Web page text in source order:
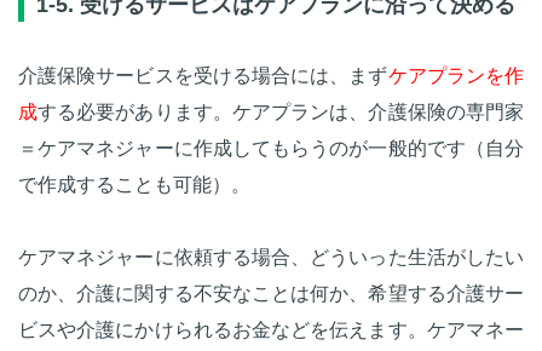
介護保険サービスを受ける場合には、まずケアプランを作
成する必要があります。ケアプランは、介護保険の専門家
＝ケアマネジャーに作成してもらうのが一般的です（自分
で作成することも可能）。
ケアマネジャーに依頼する場合、どういった生活がしたい
のか、介護に関する不安なことは何か、希望する介護サー
ビスや介護にかけられるお金などを伝えます。ケアマネー